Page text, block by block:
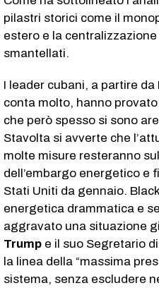
pilastri storici come il
estero e la
smantellati.
I leader cubani, a partire da
conta molto, hanno
che però spesso si sono
Stavolta si avverte che
molte misure resteranno
dell’embargo energetico e
Stati Uniti da gennaio.
energetica drammatica e
aggravato una situazione
Trump e il suo Segretario
la linea della “massima
sistema, senza escludere